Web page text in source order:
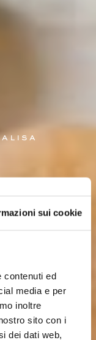
sui cookie
contenuti ed
media e per
inoltre
sito con i
dei dati web,